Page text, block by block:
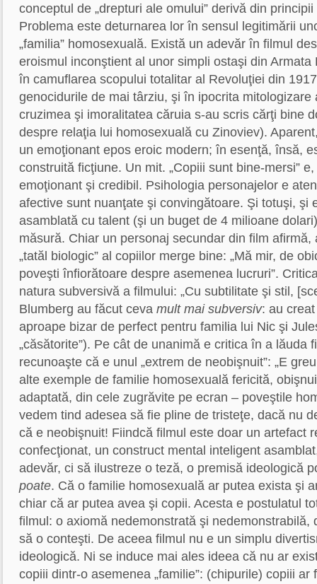
conceptul de „drepturi ale omului” derivă din
Problema este deturnarea lor în sensul legitimării
„familia” homosexuală. Există un adevăr în filmul
eroismul inconştient al unor simpli ostaşi din
în camuflarea scopului totalitar al Revoluţiei din
genocidurile de mai târziu, şi în ipocrita mitologizare
cruzimea şi imoralitatea căruia s-au scris cărţi bine
despre relaţia lui homosexuală cu Zinoviev).
un emoţionant epos eroic modern; în esenţă, însă,
construită ficţiune. Un mit. „Copiii sunt bine-mersi”
emoţionant şi credibil. Psihologia personajelor e
afective sunt nuanţate şi convingătoare. Şi totuşi, şi
asamblată cu talent (şi un buget de 4 milioane
măsură. Chiar un personaj secundar din film afirmă,
„tatăl biologic” al copiilor merge bine: „Mă mir, de
poveşti înfiorătoare despre asemenea lucruri”.
natura subversivă a filmului: „Cu subtilitate şi stil,
Blumberg au făcut ceva mult mai subversiv: au
aproape bizar de perfect pentru familia lui Nic şi
„căsătorite”). Pe cât de unanimă e critica în a lăuda
recunoaşte că e unul „extrem de neobişnuit”: „E
alte exemple de familie homosexuală fericită,
adaptată, din cele zugrăvite pe ecran – poveştile
vedem tind adesea să fie pline de tristeţe, dacă nu
că e neobişnuit! Fiindcă filmul este doar un artefact
confecţionat, un construct mental inteligent
adevăr, ci să ilustreze o teză, o premisă ideologică
poate. Că o familie homosexuală ar putea exista şi
chiar că ar putea avea şi copii. Acesta e postulatul
filmul: o axiomă nedemonstrată şi nedemonstrabilă,
să o conteşti. De aceea filmul nu e un simplu
ideologică. Ni se induce mai ales ideea că nu ar
copiii dintr-o asemenea „familie”: (chipurile) copiii ar